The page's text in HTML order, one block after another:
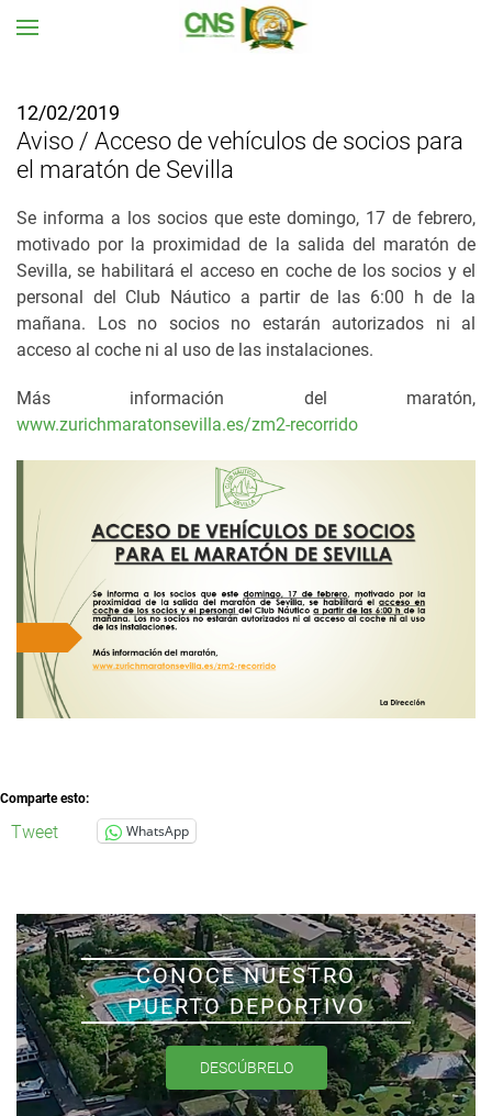
12/02/2019
Aviso / Acceso de vehículos de socios para
el maratón de Sevilla
Se informa a los socios que estedomingo, 17 de febrero,
motivado por la proximidad de la salida del maratón de
Sevilla, se habilitará el acceso en coche de los socios y el
personal del Club Náutico a partir de las 6:00 hde la
mañana. Los no socios no estarán autorizados ni al
acceso al coche ni al uso de las instalaciones.
Más información del maratón,
www.zurichmaratonsevilla.es/zm2-recorrido
Comparte esto:
Tweet WhatsApp
CONOCE NUESTRO
PUERTO DEPORTIVO
DESCÚBRELO